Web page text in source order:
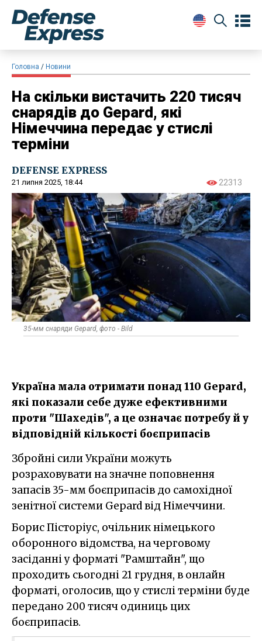
Головна Новини
На скільки вистачить 220 тисяч
снарядів до Gepard, які
Німеччина передає у стислі
терміни
DEFENSE EXPRESS
21 липня 2025, 18:44 22313
35-мм снаряди Gepard, фото - Bild
Україна мала отримати понад 110 Gepard,
які показали себе дуже ефективними
проти "Шахедів", а це означає потребу й у
відповідній кількості боєприпасів
Збройні сили України можуть
розраховувати на значне поповнення
запасів 35-мм боєприпасів до самохідної
зенітної системи Gepard від Німеччини.
Борис Пісторіус, очільник німецького
оборонного відомства, на черговому
засіданні у форматі "Рамштайн", що
проходить сьогодні 21 грудня, в онлайн
форматі, оголосив, що у стислі терміни буде
передано 200 тисяч одиниць цих
боєприпасів.